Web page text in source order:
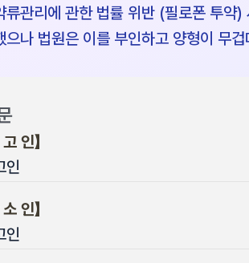
류관리에 관한 법률 위반 (필로폰 투약
으나 법원은 이를 부인하고 양형이 무
고 인】
인
소 인】
인